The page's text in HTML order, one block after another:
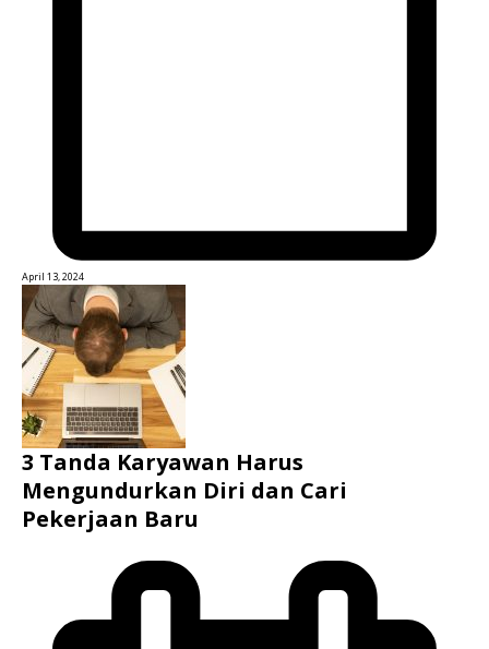
April 13, 2024
3 Tanda Karyawan Harus
Mengundurkan Diri dan Cari
Pekerjaan Baru